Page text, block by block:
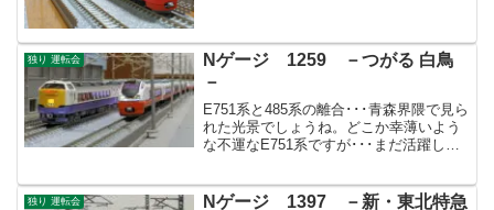
独り 運転会
Nゲージ 1259 －つがる 白鳥
－
E751系と485系の離合･･･青森界隈で見ら
れた光景でしょうね。どこか幸薄いよう
な不運なE751系ですが･･･まだ活躍して
独り 運転会
Nゲージ 1397 －新・東北特急